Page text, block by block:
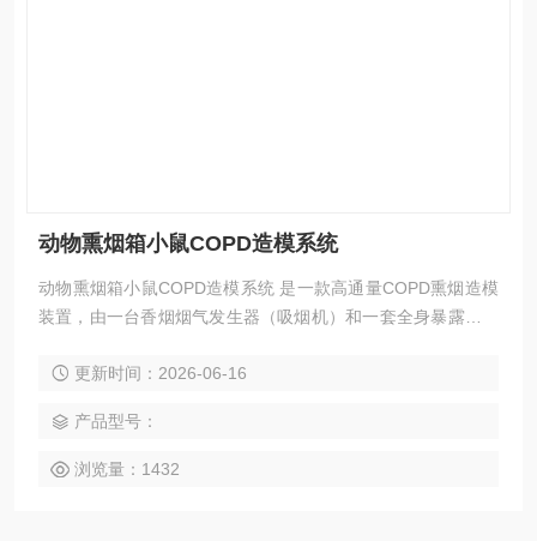
动物熏烟箱小鼠COPD造模系统
动物熏烟箱小鼠COPD造模系统 是一款高通量COPD熏烟造模
装置，由一台香烟烟气发生器（吸烟机）和一套全身暴露染毒
用大容积COPD熏烟箱）。
更新时间：2026-06-16
产品型号：
浏览量：1432